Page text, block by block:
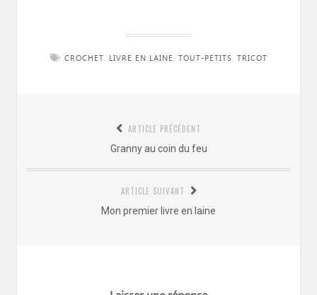
CROCHET, LIVRE EN LAINE, TOUT-PETITS, TRICOT
ARTICLE PRÉCÉDENT
Article
précédent
:
Granny au coin du feu
ARTICLE SUIVANT
Article
Mon premier livre en laine